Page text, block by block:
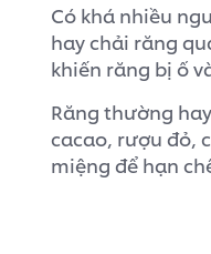
Có khá nhiều
hay chải răng
khiến răng bị ố
Răng thường
cacao, rượu đỏ,
miệng để hạn